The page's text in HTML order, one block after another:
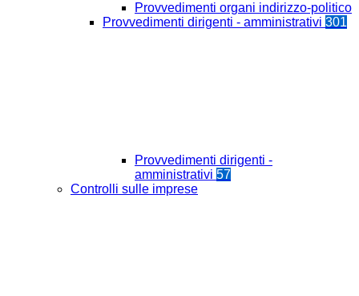
Provvedimenti organi indirizzo-politico
Provvedimenti dirigenti - amministrativi 301
Provvedimenti dirigenti -
amministrativi 57
Controlli sulle imprese